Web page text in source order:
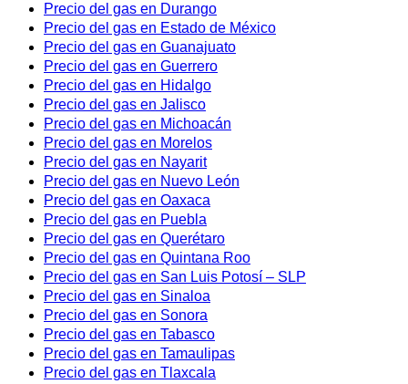
Precio del gas en Durango
Precio del gas en Estado de México
Precio del gas en Guanajuato
Precio del gas en Guerrero
Precio del gas en Hidalgo
Precio del gas en Jalisco
Precio del gas en Michoacán
Precio del gas en Morelos
Precio del gas en Nayarit
Precio del gas en Nuevo León
Precio del gas en Oaxaca
Precio del gas en Puebla
Precio del gas en Querétaro
Precio del gas en Quintana Roo
Precio del gas en San Luis Potosí – SLP
Precio del gas en Sinaloa
Precio del gas en Sonora
Precio del gas en Tabasco
Precio del gas en Tamaulipas
Precio del gas en Tlaxcala